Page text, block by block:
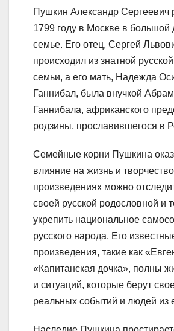
Пушкин Александр Сергеевич
1799 году в Москве в большой
семье. Его отец, Сергей
происходил из знатной
семьи, а его мать, Надежда
Ганнибал, была внучкой
Ганнибала, африканского
родзины, прославившегося в
Семейные корни Пушкина
влияние на жизнь и
произведениях можно
своей русской родословной и
укрепить национальное
русского народа. Его
произведения, такие как
«Капитанская дочка», полны
и ситуаций, которые берут
реальных событий и людей из